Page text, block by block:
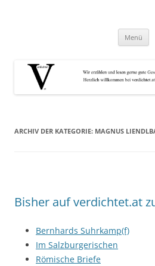
Menü
ARCHIV DER KATEGORIE: MAGNUS
Bisher auf verdichtet.at
Bernhards Suhrkamp(f)
Im Salzburgerischen
Römische Briefe